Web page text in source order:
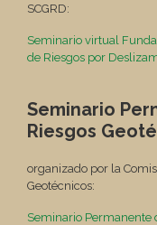
SCGRD:
Seminario virtual
de Riesgos por
Seminario
Riesgos
organizado por la
Geotécnicos:
Seminario Permanente